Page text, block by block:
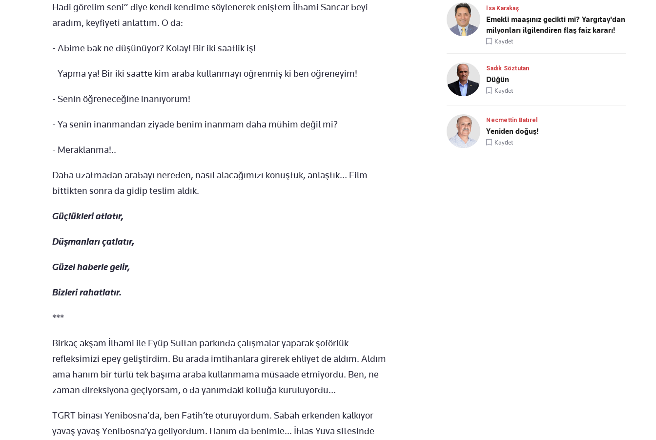
Hadi görelim seni” diye kendi kendime söylenerek eniştem İlhami Sancar beyi
aradım, keyfiyeti anlattım. O da:
- Abime bak ne düşünüyor? Kolay! Bir iki saatlik iş!
- Yapma ya! Bir iki saatte kim araba kullanmayı öğrenmiş ki ben öğreneyim!
- Senin öğreneceğine inanıyorum!
- Ya senin inanmandan ziyade benim inanmam daha mühim değil mi?
- Meraklanma!..
Daha uzatmadan arabayı nereden, nasıl alacağımızı konuştuk, anlaştık… Film
bittikten sonra da gidip teslim aldık.
Güçlükleri atlatır,
Düşmanları çatlatır,
Güzel haberle gelir,
Bizleri rahatlatır.
***
Birkaç akşam İlhami ile Eyüp Sultan parkında çalışmalar yaparak şoförlük
refleksimizi epey geliştirdim. Bu arada imtihanlara girerek ehliyet de aldım. Aldım
ama hanım bir türlü tek başıma araba kullanmama müsaade etmiyordu. Ben, ne
zaman direksiyona geçiyorsam, o da yanımdaki koltuğa kuruluyordu…
TGRT binası Yenibosna’da, ben Fatih’te oturuyordum. Sabah erkenden kalkıyor
yavaş yavaş Yenibosna’ya geliyordum. Hanım da benimle... İhlas Yuva sitesinde
İsa Karakaş
Emekli maaşınız gecikti mi? Yargıtay'dan
milyonları ilgilendiren flaş faiz kararı!
Kaydet
Sadık Söztutan
Düğün
Kaydet
Necmettin Batırel
Yeniden doğuş!
Kaydet